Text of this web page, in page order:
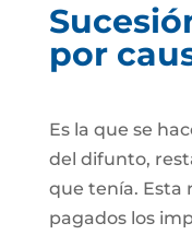
por
Es la que se
del difunto,
que tenía. Esta
pagados los